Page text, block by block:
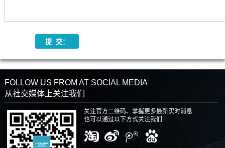
FOLLOW US FROM AT SOCIAL MEDIA
从社交媒体上关注我们
关注官方二维码、掌握更多最新实时消息
也可以通过以下方式关注我们